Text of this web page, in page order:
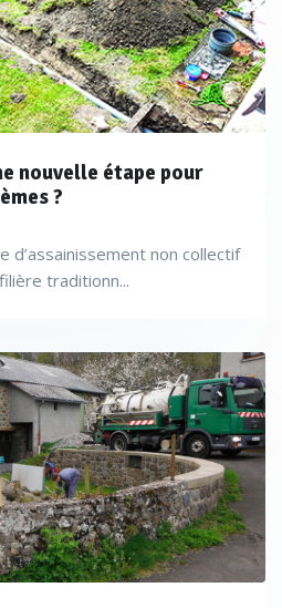
nouvelle étape pour
?
d’assainissement non collectif
traditionn...